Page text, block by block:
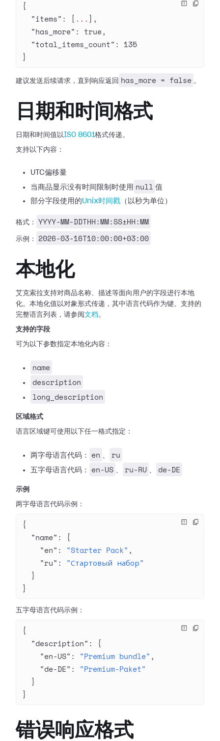
{
  "items"
: [ ... ],
  "has_more"
: true,
  "total_items_count"
: 135
}
建议发送后续请求，直到响应返回 has_more = false 。
日期和时间格式
日期和时间值以ISO 8601格式传递。
支持以下内容：
UTC偏移量
当商品显示没有时间限制时使用 null 值
部分字段使用的Unix时间戳 （以秒为单位）
格式： YYYY-MM-DDTHH:MM:SS±HH:MM
示例： 2026-03-16T10:00:00+03:00
本地化
艾克索拉支持对商品名称、描述等面向用户的字段进行本地
化。本地化值以对象形式传递，其中语言代码作为键。支持的
完整语言列表，请参阅 文档。
支持的字段
可为以下参数指定本地化内容：
name
description
long_description
区域格式
语言区域键可使用以下任一格式指定：
两字母语言代码： en 、 ru
五字母语言代码： en-US 、 ru-RU 、 de-DE
示例
两字母语言代码示例：
{
  "name"
: {
    "en"
: "Starter Pack" ,
    "ru"
: "Стартовый набор"
  }
}
五字母语言代码示例：
{
  "description"
: {
    "en-US"
: "Premium bundle" ,
    "de-DE"
: "Premium-Paket"
  }
}
错误响应格式